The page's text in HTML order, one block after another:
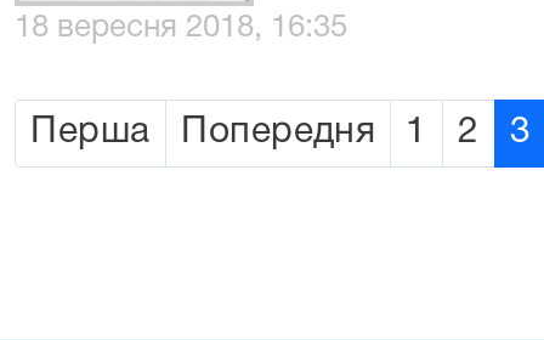
18 вересня 2018, 16:35
Перша Попередня 1 2 3